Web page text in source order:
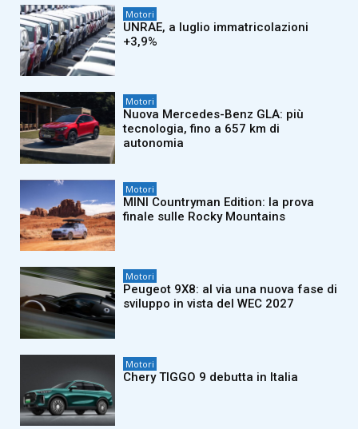
Motori
UNRAE, a luglio immatricolazioni
+3,9%
Motori
Nuova Mercedes-Benz GLA: più
tecnologia, fino a 657 km di
autonomia
Motori
MINI Countryman Edition: la prova
finale sulle Rocky Mountains
Motori
Peugeot 9X8: al via una nuova fase di
sviluppo in vista del WEC 2027
Motori
Chery TIGGO 9 debutta in Italia